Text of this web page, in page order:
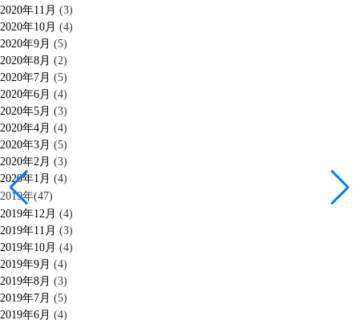
2020年11月 (3)
2020年10月 (4)
2020年9月 (5)
2020年8月 (2)
2020年7月 (5)
2020年6月 (4)
2020年5月 (3)
2020年4月 (4)
2020年3月 (5)
2020年2月 (3)
2020年1月 (4)
2019年(47)
2019年12月 (4)
2019年11月 (3)
2019年10月 (4)
2019年9月 (4)
2019年8月 (3)
2019年7月 (5)
2019年6月 (4)